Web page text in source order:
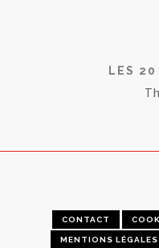
LES 20
CONTACT
MENTIONS LÉGALES